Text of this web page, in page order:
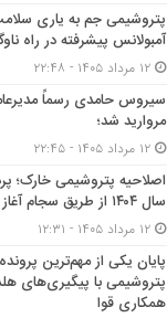
آمبولانس پیشرفته در راه
۱۲ مرداد ۱۴۰۵ - ۲۲:۴۸
سیروس حامدی رسماً
مروارید شد؛
۱۲ مرداد ۱۴۰۵ - ۲۲:۴۵
اصلاحیه پتروشیمی خارک؛
سال ۱۴۰۴ از طریق سجام آغاز شد
۱۲ مرداد ۱۴۰۵ - ۱۲:۳۱
پایان یکی از مهم‌ترین
پتروشیمی با پیگیری‌های
همکاری قوا